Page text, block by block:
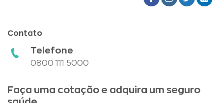
Contato
Telefone
0800 111 5000
Faça uma cotação e adquira um seguro